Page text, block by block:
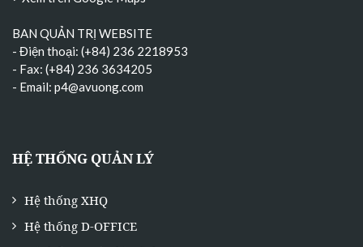
BAN QUẢN TRỊ WEBSITE
- Điện thoại: (+84) 236 2218953
- Fax: (+84) 236 3634205
- Email: p4@avuong.com
HỆ THỐNG QUẢN LÝ
Hệ thống XHQ
Hệ thống D-OFFICE